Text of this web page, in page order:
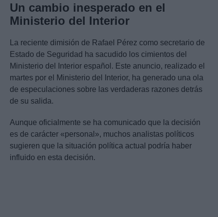
Un cambio inesperado en el
Ministerio del Interior
La reciente dimisión de Rafael Pérez como secretario de
Estado de Seguridad ha sacudido los cimientos del
Ministerio del Interior español. Este anuncio, realizado el
martes por el Ministerio del Interior, ha generado una ola
de especulaciones sobre las verdaderas razones detrás
de su salida.
Aunque oficialmente se ha comunicado que la decisión
es de carácter «personal», muchos analistas políticos
sugieren que la situación política actual podría haber
influido en esta decisión.